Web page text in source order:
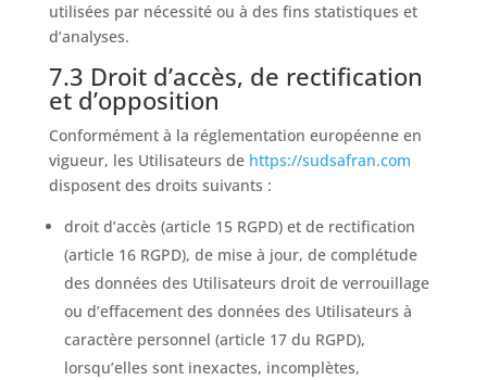
utilisées par nécessité ou à des fins statistiques et
d’analyses.
7.3 Droit d’accès, de rectification
et d’opposition
Conformément à la réglementation européenne en
vigueur, les Utilisateurs de https://sudsafran.com
disposent des droits suivants :
droit d’accès (article 15 RGPD) et de rectification
(article 16 RGPD), de mise à jour, de complétude
des données des Utilisateurs droit de verrouillage
ou d’effacement des données des Utilisateurs à
caractère personnel (article 17 du RGPD),
lorsqu’elles sont inexactes, incomplètes,